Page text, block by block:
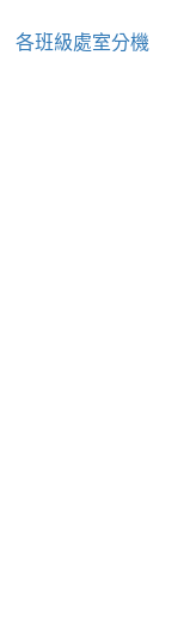
各班級處室分機